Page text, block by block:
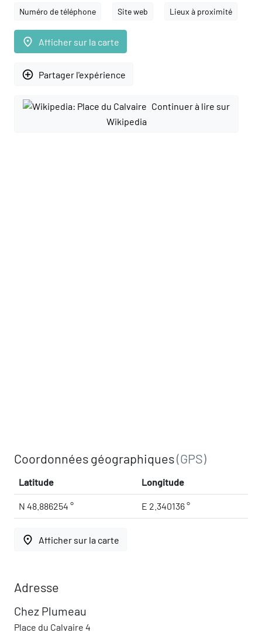
Numéro de téléphone Site web Lieux à proximité
place Afficher sur la carte
add_circle_outline Partager l'expérience
Continuer à lire sur
Wikipedia
Coordonnées géographiques(GPS)
Latitude Longitude
N 48.886254 ° E 2.340136 °
place Afficher sur la carte
Adresse
Chez Plumeau
Place du Calvaire 4